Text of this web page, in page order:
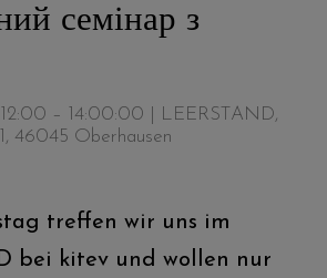
семінар з
– 14:00:00 | LEERSTAND,
46045 Oberhausen
treffen wir uns im
bei kitev und wollen nur